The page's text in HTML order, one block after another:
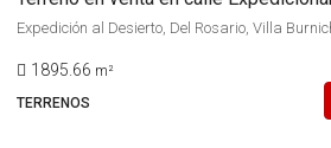
1895.66 m²
TERRENOS